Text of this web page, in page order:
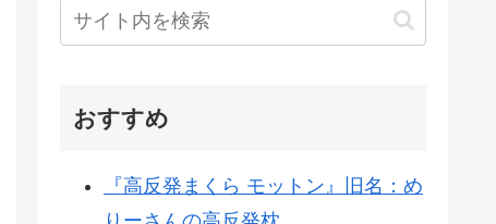
おすすめ
『高反発まくら モットン』旧名：め